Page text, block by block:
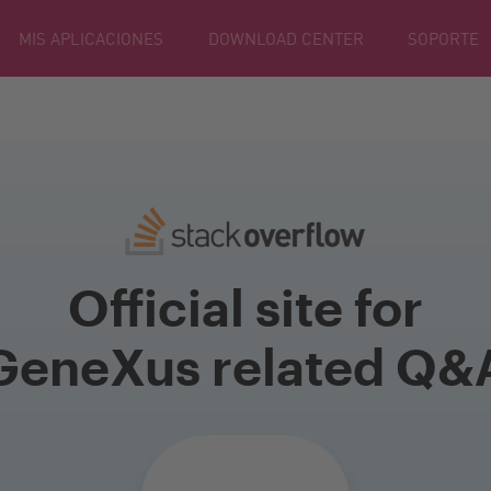
MIS APLICACIONES DOWNLOAD CENTER SOPORTE
Official site for
related